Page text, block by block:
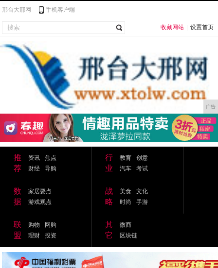
邢台大邢网 手机客户端
收藏网站 设置首页
广告
推
荐
资讯
焦点
财经
导购
行
业
教育
创意
汽车
考试
数
据
家居要点
游戏观点
战
略
美食
文化
时尚
手游
联
盟
购物
网购
理财
投资
其
它
微商
区块链